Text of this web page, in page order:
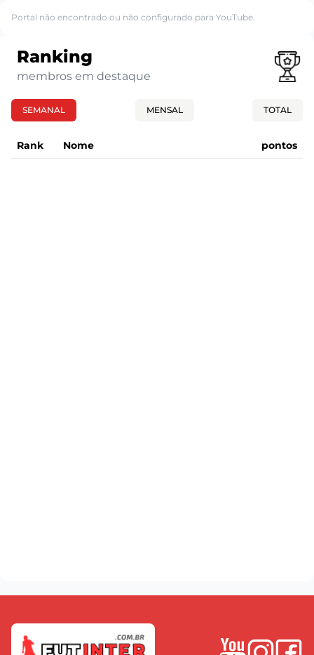
Portal não encontrado ou não configurado para YouTube.
Ranking
membros em destaque
SEMANAL MENSAL TOTAL
Rank Nome pontos